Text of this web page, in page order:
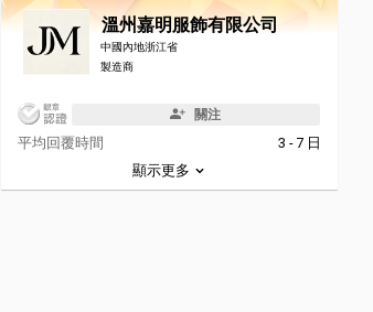
溫州嘉明服飾有限公司
中國內地浙江省
製造商
關注
平均回覆時間
3 - 7 日
顯示更多